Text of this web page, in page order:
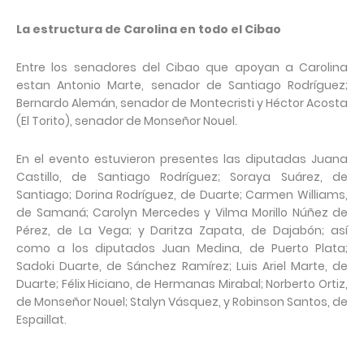
La estructura de Carolina en todo el Cibao
Entre los senadores del Cibao que apoyan a Carolina
estan Antonio Marte, senador de Santiago Rodríguez;
Bernardo Alemán, senador de Montecristi y Héctor Acosta
(El Torito), senador de Monseñor Nouel.
En el evento estuvieron presentes las diputadas Juana
Castillo, de Santiago Rodríguez; Soraya Suárez, de
Santiago; Dorina Rodríguez, de Duarte; Carmen Williams,
de Samaná; Carolyn Mercedes y Vilma Morillo Núñez de
Pérez, de La Vega; y Daritza Zapata, de Dajabón; así
como a los diputados Juan Medina, de Puerto Plata;
Sadoki Duarte, de Sánchez Ramírez; Luis Ariel Marte, de
Duarte; Félix Hiciano, de Hermanas Mirabal; Norberto Ortiz,
de Monseñor Nouel; Stalyn Vásquez, y Robinson Santos, de
Espaillat.